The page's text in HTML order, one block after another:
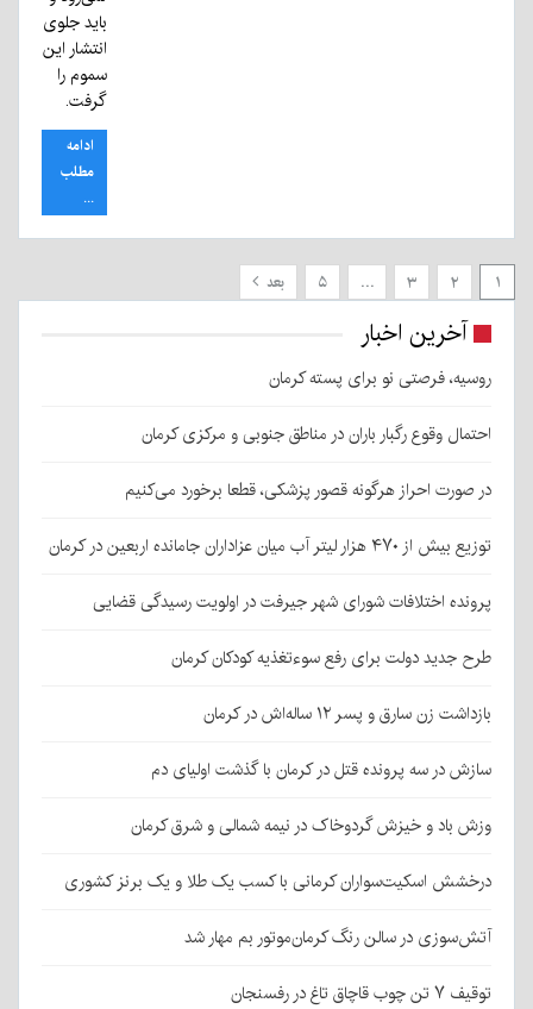
باید جلوی
انتشار این
سموم را
گرفت.
ادامه
مطلب
...
۱ ۲ ۳ … ۵ بعد
آخرین اخبار
روسیه، فرصتی نو برای پسته کرمان
احتمال وقوع رگبار باران در مناطق جنوبی و مرکزی کرمان
در صورت احراز هرگونه قصور پزشکی، قطعا برخورد می‌کنیم
توزیع بیش از ۴۷۰ هزار لیتر آب میان عزاداران جامانده اربعین در کرمان
پرونده اختلافات شورای شهر جیرفت در اولویت رسیدگی قضایی
طرح جدید دولت برای رفع سوءتغذیه کودکان کرمان
بازداشت زن سارق و پسر ۱۲ ساله‌اش در کرمان
سازش در سه پرونده قتل در کرمان با گذشت اولیای دم
وزش باد و خیزش گردوخاک در نیمه شمالی و شرق کرمان
درخشش اسکیت‌سواران کرمانی با کسب یک طلا و یک برنز کشوری
آتش‌سوزی در سالن رنگ کرمان‌موتور بم مهار شد
توقیف ۷ تن چوب قاچاق تاغ در رفسنجان